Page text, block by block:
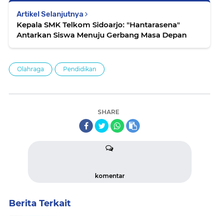
Artikel Selanjutnya
Kepala SMK Telkom Sidoarjo: "Hantarasena"
Antarkan Siswa Menuju Gerbang Masa Depan
Olahraga Pendidikan
SHARE
komentar
Berita Terkait